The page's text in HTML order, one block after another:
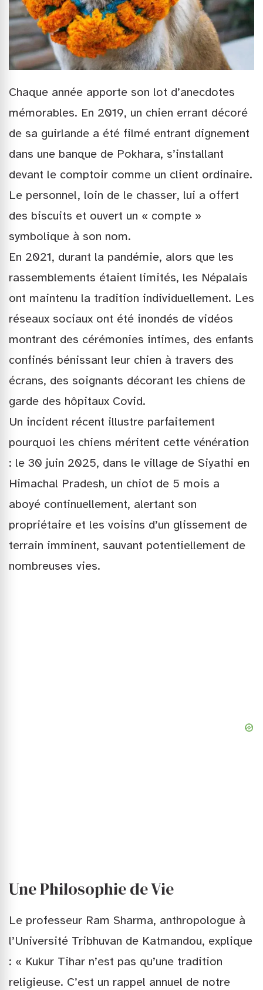
Chaque année apporte son lot d’anecdotes
mémorables. En 2019, un chien errant décoré
de sa guirlande a été filmé entrant dignement
dans une banque de Pokhara, s’installant
devant le comptoir comme un client ordinaire.
Le personnel, loin de le chasser, lui a offert
des biscuits et ouvert un « compte »
symbolique à son nom.
En 2021, durant la pandémie, alors que les
rassemblements étaient limités, les Népalais
ont maintenu la tradition individuellement. Les
réseaux sociaux ont été inondés de vidéos
montrant des cérémonies intimes, des enfants
confinés bénissant leur chien à travers des
écrans, des soignants décorant les chiens de
garde des hôpitaux Covid.
Un incident récent illustre parfaitement
pourquoi les chiens méritent cette vénération
: le 30 juin 2025, dans le village de Siyathi en
Himachal Pradesh, un chiot de 5 mois a
aboyé continuellement, alertant son
propriétaire et les voisins d’un glissement de
terrain imminent, sauvant potentiellement de
nombreuses vies.
Une Philosophie de Vie
Le professeur Ram Sharma, anthropologue à
l’Université Tribhuvan de Katmandou, explique
: « Kukur Tihar n’est pas qu’une tradition
religieuse. C’est un rappel annuel de notre